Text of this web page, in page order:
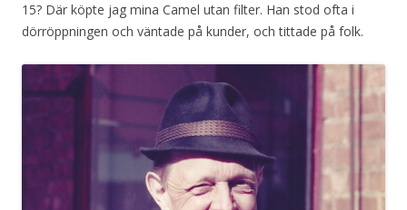
15? Där köpte jag mina Camel utan filter. Han stod ofta i
dörröppningen och väntade på kunder, och tittade på folk.